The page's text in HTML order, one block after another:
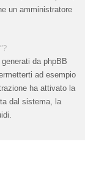
un amministratore
da phpBB
ad esempio
ha attivato la
dal sistema, la